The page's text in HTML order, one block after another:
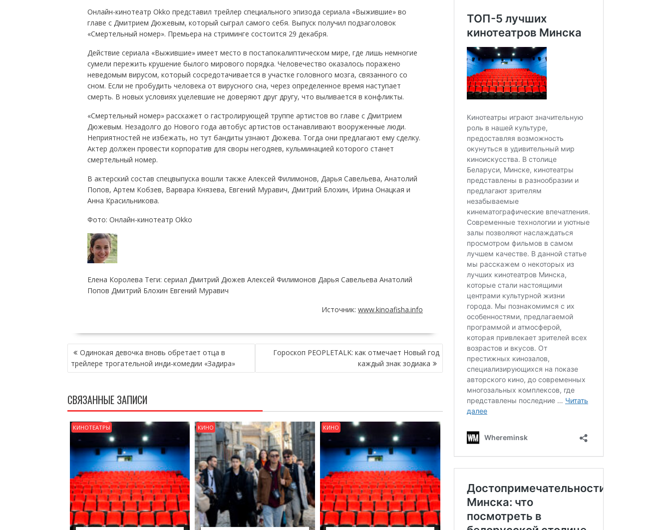
Онлайн-кинотеатр Okko представил трейлер специального эпизода сериала «Выжившие» во
главе с Дмитрием Дюжевым, который сыграл самого себя. Выпуск получил подзаголовок
«Смертельный номер». Премьера на стриминге состоится 29 декабря.
Действие сериала «Выжившие» имеет место в постапокалиптическом мире, где лишь немногие
сумели пережить крушение былого мирового порядка. Человечество оказалось поражено
неведомым вирусом, который сосредотачивается в участке головного мозга, связанного со
сном. Если не пробудить человека от вирусного сна, через определенное время наступает
смерть. В новых условиях уцелевшие не доверяют друг другу, что выливается в конфликты.
«Смертельный номер» расскажет о гастролирующей труппе артистов во главе с Дмитрием
Дюжевым. Незадолго до Нового года автобус артистов останавливают вооруженные люди.
Неприятностей не избежать, но тут бандиты узнают Дюжева. Тогда они предлагают ему сделку.
Актер должен провести корпоратив для своры негодяев, кульминацией которого станет
смертельный номер.
В актерский состав спецвыпуска вошли также Алексей Филимонов, Дарья Савельева, Анатолий
Попов, Артем Кобзев, Варвара Князева, Евгений Муравич, Дмитрий Блохин, Ирина Онацкая и
Анна Красильникова.
Фото: Онлайн-кинотеатр Okko
Елена Королева Теги: сериал Дмитрий Дюжев Алексей Филимонов Дарья Савельева Анатолий
Попов Дмитрий Блохин Евгений Муравич
Источник: www.kinoafisha.info
НАВИГАЦИЯ
ПО
ЗАПИСЯМ
Одинокая девочка вновь обретает отца в
трейлере трогательной инди-комедии «Задира»
Гороскоп PEOPLETALK: как отмечает Новый год
каждый знак зодиака
СВЯЗАННЫЕ ЗАПИСИ
КИНОТЕАТРЫ КИНО КИНО